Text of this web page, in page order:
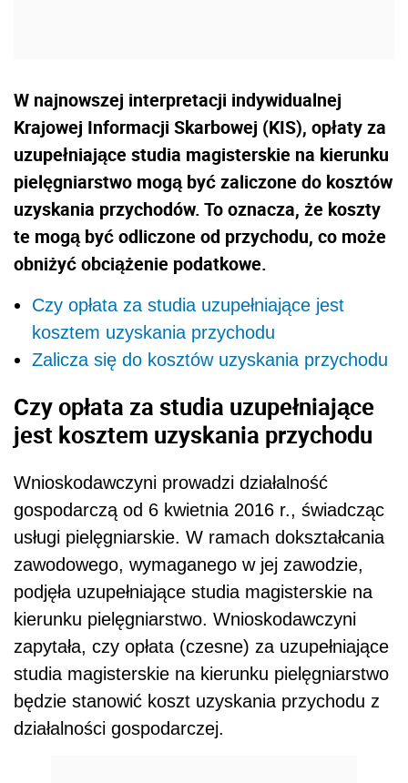
W najnowszej interpretacji indywidualnej
Krajowej Informacji Skarbowej (KIS), opłaty za
uzupełniające studia magisterskie na kierunku
pielęgniarstwo mogą być zaliczone do kosztów
uzyskania przychodów. To oznacza, że koszty
te mogą być odliczone od przychodu, co może
obniżyć obciążenie podatkowe.
Czy opłata za studia uzupełniające jest
kosztem uzyskania przychodu
Zalicza się do kosztów uzyskania przychodu
Czy opłata za studia uzupełniające
jest kosztem uzyskania przychodu
Wnioskodawczyni prowadzi działalność
gospodarczą od 6 kwietnia 2016 r., świadcząc
usługi pielęgniarskie. W ramach dokształcania
zawodowego, wymaganego w jej zawodzie,
podjęła uzupełniające studia magisterskie na
kierunku pielęgniarstwo. Wnioskodawczyni
zapytała, czy opłata (czesne) za uzupełniające
studia magisterskie na kierunku pielęgniarstwo
będzie stanowić koszt uzyskania przychodu z
działalności gospodarczej.